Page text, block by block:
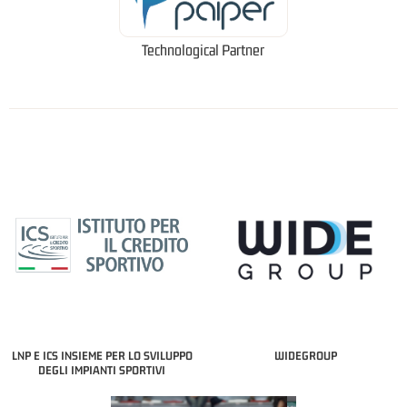
Technological Partner
LNP E ICS INSIEME PER LO SVILUPPO
DEGLI IMPIANTI SPORTIVI
WIDEGROUP